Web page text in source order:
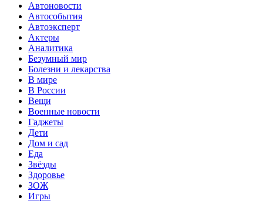
Автоновости
Автособытия
Автоэксперт
Актеры
Аналитика
Безумный мир
Болезни и лекарства
В мире
В России
Вещи
Военные новости
Гаджеты
Дети
Дом и сад
Еда
Звёзды
Здоровье
ЗОЖ
Игры